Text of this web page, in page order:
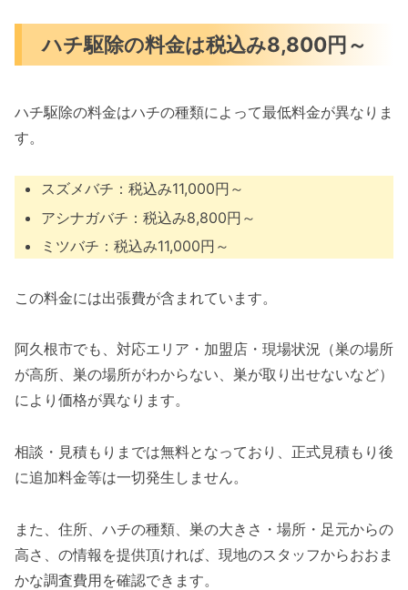
ハチ駆除の料金は税込み8,800円～
ハチ駆除の料金はハチの種類によって最低料金が異なりま
す。
スズメバチ：税込み11,000円～
アシナガバチ：税込み8,800円～
ミツバチ：税込み11,000円～
この料金には出張費が含まれています。
阿久根市でも、対応エリア・加盟店・現場状況（巣の場所
が高所、巣の場所がわからない、巣が取り出せないなど）
により価格が異なります。
相談・見積もりまでは無料となっており、正式見積もり後
に追加料金等は一切発生しません。
また、住所、ハチの種類、巣の大きさ・場所・足元からの
高さ、の情報を提供頂ければ、現地のスタッフからおおま
かな調査費用を確認できます。